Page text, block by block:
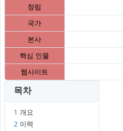
창립
국가
본사
핵심 인물
웹사이트
목차
1 개요
2 이력